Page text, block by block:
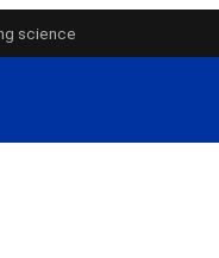
science